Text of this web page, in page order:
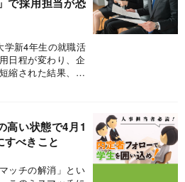
学新4年生の就職活
日程が変わり、企
縮された結果、内
生じたが今年度も
高い状態で4月1
すべきこと
ッチの解消」とい